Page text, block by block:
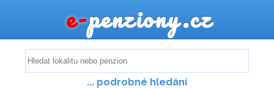
e-penziony.cz
... podrobné hledání